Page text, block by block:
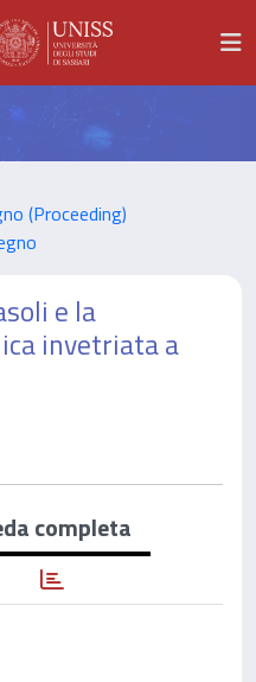
(Proceeding)
e la
invetriata a
completa